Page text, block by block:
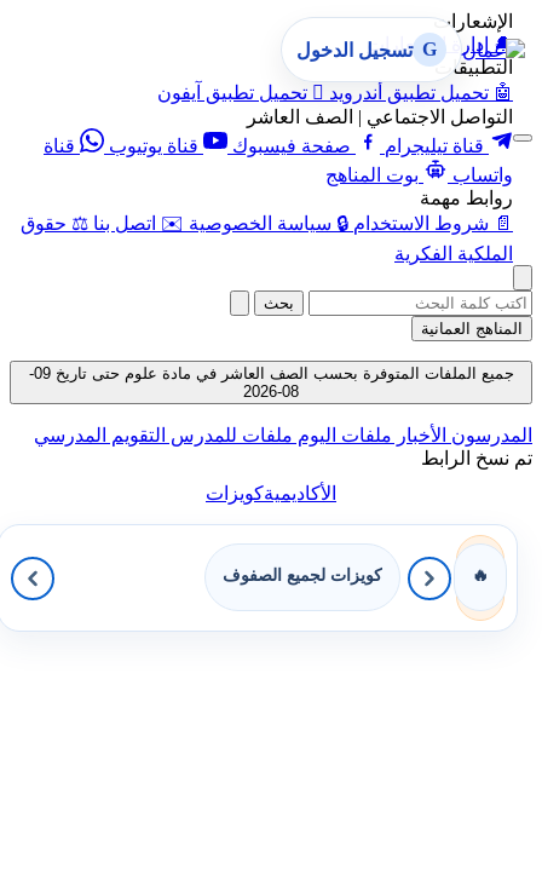
الإشعارات
🔔 إدارة الإشعارات
التطبيقات
🤖 تحميل تطبيق أندرويد  تحميل تطبيق آيفون
التواصل الاجتماعي | الصف العاشر
قناة تيليجرام
صفحة فيسبوك قناة يوتيوب
قناة
واتساب
بوت المناهج
روابط مهمة
📄 شروط الاستخدام 🔒 سياسة الخصوصية ✉️ اتصل بنا ⚖️ حقوق
الملكية الفكرية
G تسجيل الدخول
بحث
المناهج العمانية
جميع الملفات المتوفرة بحسب الصف العاشر في مادة علوم حتى تاريخ 09-
08-2026
المدرسون الأخبار ملفات اليوم ملفات للمدرس التقويم المدرسي
تم نسخ الرابط
الأكاديميةكويزات
🔥 كويزات لجميع الصفوف